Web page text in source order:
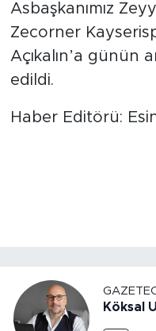
Asbaşkanımız
Zecorner
Açıkalın’a günün
edildi.
Haber Editörü:
Köksal